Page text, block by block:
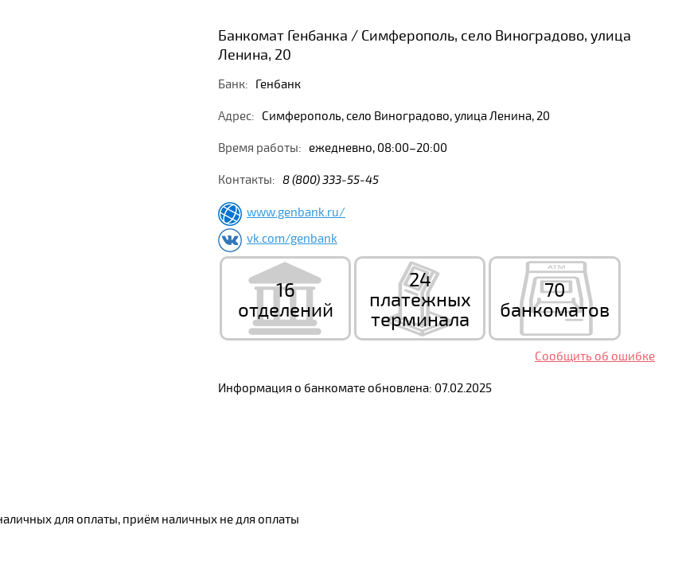
Банкомат Генбанка / Симферополь, село Виноградово, улица
Ленина, 20
Банк: Генбанк
Адрес: Симферополь, село Виноградово, улица Ленина, 20
Время работы: ежедневно, 08:00–20:00
Контакты: 8 (800) 333-55-45
www.genbank.ru/
vk.com/genbank
16
отделений
24
платежных
терминала
70
банкоматов
Сообщить об ошибке
Информация о банкомате обновлена: 07.02.2025
для оплаты, приём наличных не для оплаты